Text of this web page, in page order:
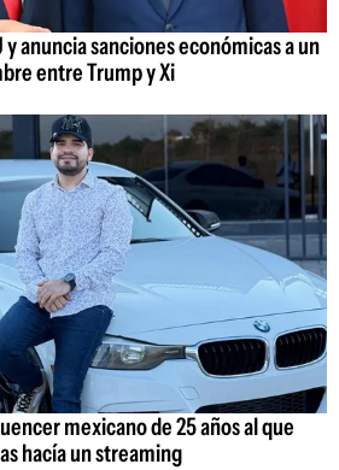
y anuncia sanciones económicas a un
entre Trump y Xi
mexicano de 25 años al que
hacía un streaming